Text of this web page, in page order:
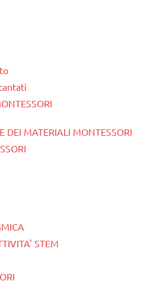
DEI MATERIALI MONTESSORI
STEM